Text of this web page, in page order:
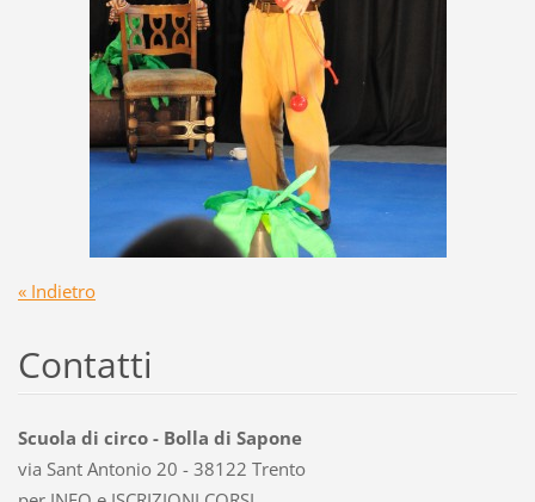
« Indietro
Contatti
Scuola di circo - Bolla di Sapone
via Sant Antonio 20 - 38122 Trento